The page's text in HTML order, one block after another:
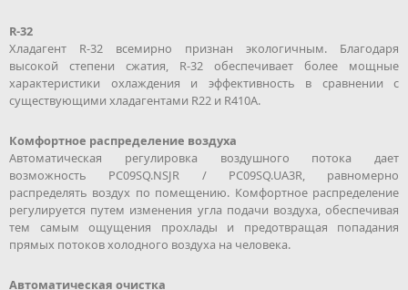
R-32
Хладагент R-32 всемирно признан экологичным. Благодаря
высокой степени сжатия, R-32 обеспечивает более мощные
характеристики охлаждения и эффективность в сравнении с
существующими хладагентами R22 и R410A.
Комфортное распределение воздуха
Автоматическая регулировка воздушного потока дает
возможность PC09SQ.NSJR / PC09SQ.UA3R, равномерно
распределять воздух по помещению. Комфортное распределение
регулируется путем изменения угла подачи воздуха, обеспечивая
тем самым ощущения прохлады и предотвращая попадания
прямых потоков холодного воздуха на человека.
Автоматическая очистка